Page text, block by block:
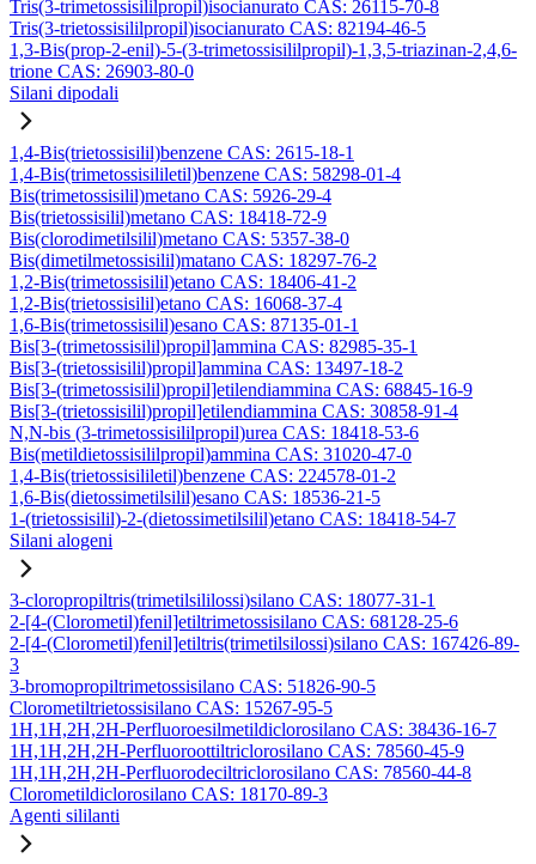
Tris(3-trimetossisililpropil)isocianurato CAS: 26115-70-8
Tris(3-trietossisililpropil)isocianurato CAS: 82194-46-5
1,3-Bis(prop-2-enil)-5-(3-trimetossisililpropil)-1,3,5-triazinan-2,4,6-
trione CAS: 26903-80-0
Silani dipodali
1,4-Bis(trietossisilil)benzene CAS: 2615-18-1
1,4-Bis(trimetossisililetil)benzene CAS: 58298-01-4
Bis(trimetossisilil)metano CAS: 5926-29-4
Bis(trietossisilil)metano CAS: 18418-72-9
Bis(clorodimetilsilil)metano CAS: 5357-38-0
Bis(dimetilmetossisilil)matano CAS: 18297-76-2
1,2-Bis(trimetossisilil)etano CAS: 18406-41-2
1,2-Bis(trietossisilil)etano CAS: 16068-37-4
1,6-Bis(trimetossisilil)esano CAS: 87135-01-1
Bis[3-(trimetossisilil)propil]ammina CAS: 82985-35-1
Bis[3-(trietossisilil)propil]ammina CAS: 13497-18-2
Bis[3-(trimetossisilil)propil]etilendiammina CAS: 68845-16-9
Bis[3-(trietossisilil)propil]etilendiammina CAS: 30858-91-4
N,N-bis (3-trimetossisililpropil)urea CAS: 18418-53-6
Bis(metildietossisililpropil)ammina CAS: 31020-47-0
1,4-Bis(trietossisililetil)benzene CAS: 224578-01-2
1,6-Bis(dietossimetilsilil)esano CAS: 18536-21-5
1-(trietossisilil)-2-(dietossimetilsilil)etano CAS: 18418-54-7
Silani alogeni
3-cloropropiltris(trimetilsililossi)silano CAS: 18077-31-1
2-[4-(Clorometil)fenil]etiltrimetossisilano CAS: 68128-25-6
2-[4-(Clorometil)fenil]etiltris(trimetilsilossi)silano CAS: 167426-89-
3
3-bromopropiltrimetossisilano CAS: 51826-90-5
Clorometiltrietossisilano CAS: 15267-95-5
1H,1H,2H,2H-Perfluoroesilmetildiclorosilano CAS: 38436-16-7
1H,1H,2H,2H-Perfluoroottiltriclorosilano CAS: 78560-45-9
1H,1H,2H,2H-Perfluorodeciltriclorosilano CAS: 78560-44-8
Clorometildiclorosilano CAS: 18170-89-3
Agenti sililanti